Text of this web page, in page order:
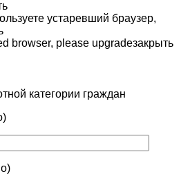
устаревший браузер,
browser, please upgradeзакрыть
категории граждан